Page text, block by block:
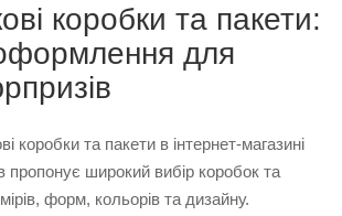
коробки та пакети:
для
коробки та пакети в інтернет-магазині
пропонує широкий вибір коробок та
форм, кольорів та дизайну.